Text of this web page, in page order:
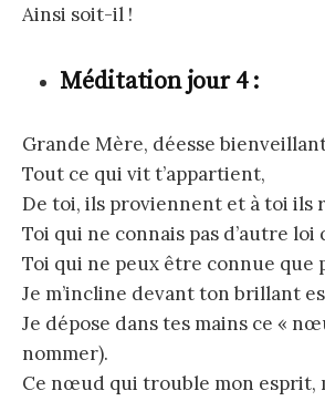
Ainsi soit-il !
Méditation jour 4 :
Grande Mère, déesse
Tout ce qui vit t’appartient,
De toi, ils proviennent et à toi ils
Toi qui ne connais pas d’autre loi
Toi qui ne peux être connue que
Je m’incline devant ton brillant
Je dépose dans tes mains ce «
nommer).
Ce nœud qui trouble mon esprit,